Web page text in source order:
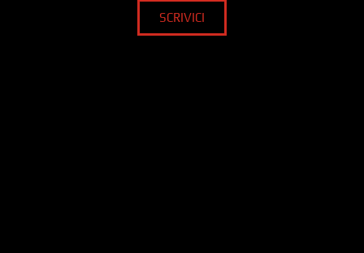
SCRIVICI